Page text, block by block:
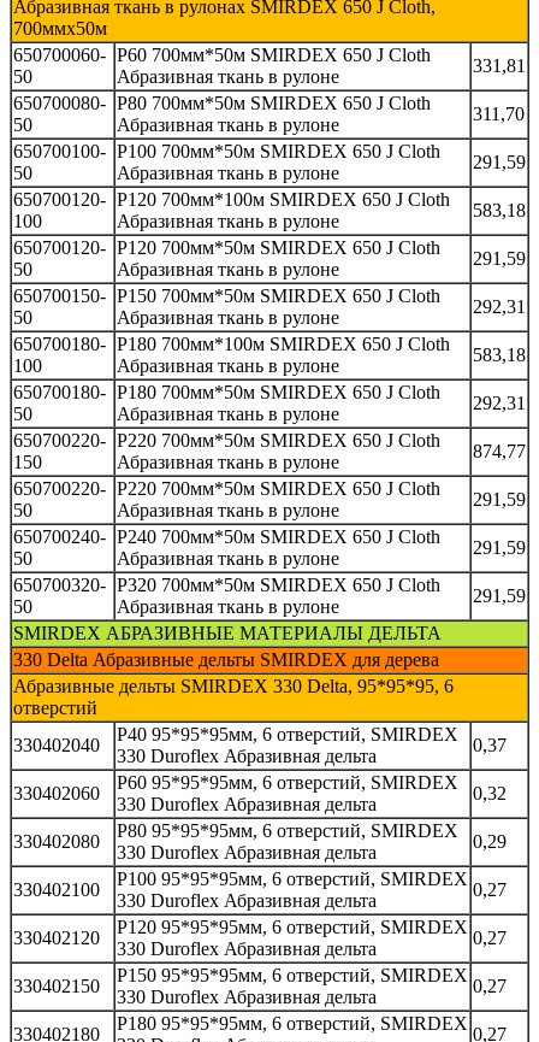
Абразивная ткань в рулонах SMIRDEX 650 J Cloth,
700ммх50м
650700060-
50
P60 700мм*50м SMIRDEX 650 J Cloth
Абразивная ткань в рулоне
331,81
650700080-
50
P80 700мм*50м SMIRDEX 650 J Cloth
Абразивная ткань в рулоне
311,70
650700100-
50
P100 700мм*50м SMIRDEX 650 J Cloth
Абразивная ткань в рулоне
291,59
650700120-
100
P120 700мм*100м SMIRDEX 650 J Cloth
Абразивная ткань в рулоне
583,18
650700120-
50
P120 700мм*50м SMIRDEX 650 J Cloth
Абразивная ткань в рулоне
291,59
650700150-
50
P150 700мм*50м SMIRDEX 650 J Cloth
Абразивная ткань в рулоне
292,31
650700180-
100
P180 700мм*100м SMIRDEX 650 J Cloth
Абразивная ткань в рулоне
583,18
650700180-
50
P180 700мм*50м SMIRDEX 650 J Cloth
Абразивная ткань в рулоне
292,31
650700220-
150
P220 700мм*50м SMIRDEX 650 J Cloth
Абразивная ткань в рулоне
874,77
650700220-
50
P220 700мм*50м SMIRDEX 650 J Cloth
Абразивная ткань в рулоне
291,59
650700240-
50
P240 700мм*50м SMIRDEX 650 J Cloth
Абразивная ткань в рулоне
291,59
650700320-
50
P320 700мм*50м SMIRDEX 650 J Cloth
Абразивная ткань в рулоне
291,59
SMIRDEX АБРАЗИВНЫЕ МАТЕРИАЛЫ ДЕЛЬТА
330 Delta Абразивные дельты SMIRDEX для дерева
Абразивные дельты SMIRDEX 330 Delta, 95*95*95, 6
отверстий
330402040
P40 95*95*95мм, 6 отверстий, SMIRDEX
330 Duroflex Абразивная дельта
0,37
330402060
P60 95*95*95мм, 6 отверстий, SMIRDEX
330 Duroflex Абразивная дельта
0,32
330402080
P80 95*95*95мм, 6 отверстий, SMIRDEX
330 Duroflex Абразивная дельта
0,29
330402100
P100 95*95*95мм, 6 отверстий, SMIRDEX
330 Duroflex Абразивная дельта
0,27
330402120
P120 95*95*95мм, 6 отверстий, SMIRDEX
330 Duroflex Абразивная дельта
0,27
330402150
P150 95*95*95мм, 6 отверстий, SMIRDEX
330 Duroflex Абразивная дельта
0,27
330402180
P180 95*95*95мм, 6 отверстий, SMIRDEX
0,27